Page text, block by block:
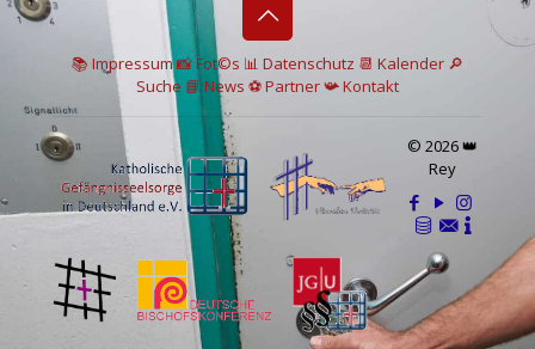
📚 Impressum📸Fot©s 📊 Datenschutz 📆 Kalender 🔎
Suche 📘 News ⚽Partner📯Kontakt
© 2026 👑
Rey